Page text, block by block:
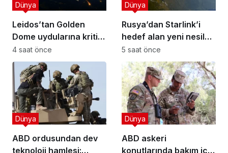
Leidos’tan Golden
Dome uydularına kritik
kızılötesi sensör
Dünya
4 saat önce
Rusya’dan Starlink’i
hedef alan yeni nesil
elektronik harp sistemi!
Dünya
5 saat önce
ABD ordusundan dev
teknoloji hamlesi:
Dünya
ABD askeri
konutlarında bakım için
Dünya